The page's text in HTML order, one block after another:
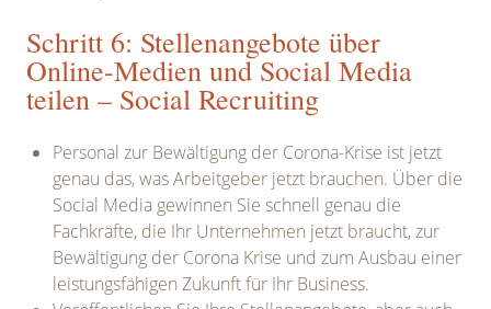
Schritt 6: Stellenangebote über
Online-Medien und Social Media
teilen – Social Recruiting
Personal zur Bewältigung der Corona-Krise ist jetzt
genau das, was Arbeitgeber jetzt brauchen. Über die
Social Media gewinnen Sie schnell genau die
Fachkräfte, die Ihr Unternehmen jetzt braucht, zur
Bewältigung der Corona Krise und zum Ausbau einer
leistungsfähigen Zukunft für Ihr Business.